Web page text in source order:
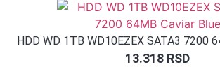
HDD WD 1TB WD10EZEX SATA3 7200
13.318 RSD